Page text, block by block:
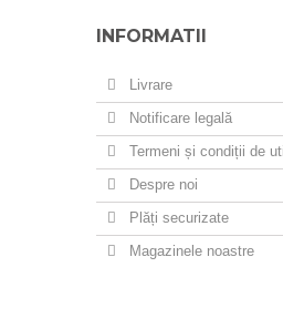
INFORMATII
Livrare
Notificare legală
Termeni și condiții de
Despre noi
Plăți securizate
Magazinele noastre